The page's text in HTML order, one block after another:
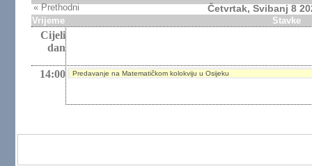
« Prethodni
Četvrtak, Svibanj 8
Vrijeme Stavke
Cijeli
dan
14:00 Predavanje na Matematičkom kolokviju u Osijeku